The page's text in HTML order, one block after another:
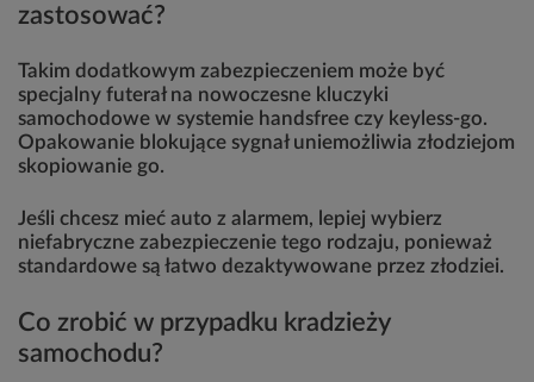
zastosować?
Takim dodatkowym zabezpieczeniem może być
specjalny futerał na nowoczesne kluczyki
samochodowe w systemie handsfree czy keyless-go.
Opakowanie blokujące sygnał uniemożliwia złodziejom
skopiowanie go.
Jeśli chcesz mieć auto z alarmem, lepiej wybierz
niefabryczne zabezpieczenie tego rodzaju, ponieważ
standardowe są łatwo dezaktywowane przez złodziei.
Co zrobić w przypadku kradzieży
samochodu?